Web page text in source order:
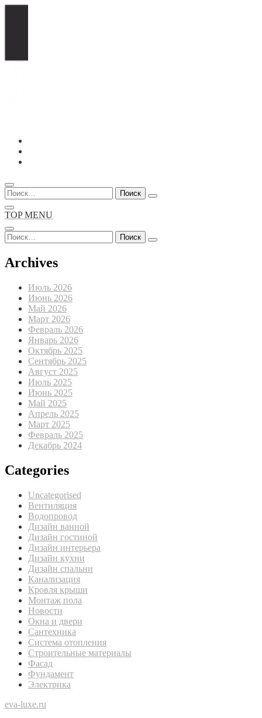
Перейти
содержимому
Найти:
TOP MENU
Найти:
Archives
Июль 2026
Июнь 2026
Май 2026
Март 2026
Февраль 2026
Январь 2026
Октябрь 2025
Сентябрь 2025
Август 2025
Июль 2025
Июнь 2025
Май 2025
Апрель 2025
Март 2025
Февраль 2025
Декабрь 2024
Categories
Uncategorised
Вентиляция
Водопровод
Дизайн ванной
Дизайн гостиной
Дизайн интерьера
Дизайн кухни
Дизайн спальни
Канализация
Кровля крыши
Монтаж пола
Новости
Окна и двери
Сантехника
Система отопления
Строительные материалы
Фасад
Фундамент
Электрика
eva-luxe.ru